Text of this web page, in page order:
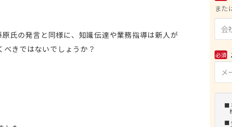
氏の発言と同様に、知識伝達や業務指導は新人が
きではないでしょうか？